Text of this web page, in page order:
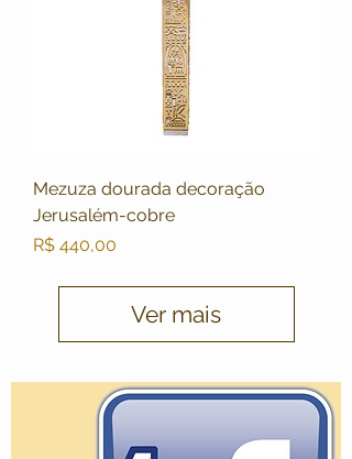
Mezuza dourada decoração
Jerusalém-cobre
Preço
R$ 440,00
Ver mais